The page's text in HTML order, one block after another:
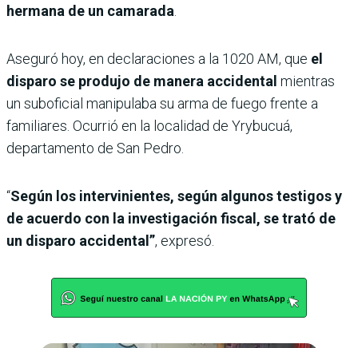
hermana de un camarada
Aseguró hoy, en declaraciones a la 1020 AM, que el
disparo se produjo de manera accidental mientras
un suboficial manipulaba su arma de fuego frente a
familiares. Ocurrió en la localidad de Yrybucuá,
departamento de San Pedro.
“Según los intervinientes, según algunos testigos y
de acuerdo con la investigación fiscal, se trató de
un disparo accidental”, expresó.